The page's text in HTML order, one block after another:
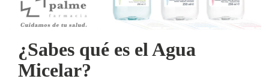
¿Sabes qué es el Agua
Micelar?